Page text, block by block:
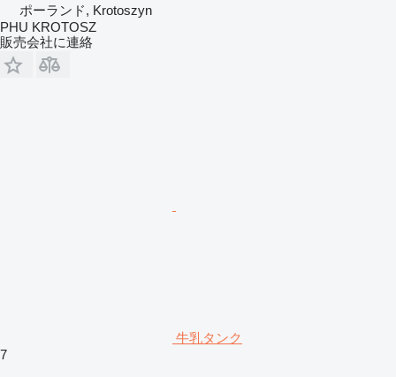
ポーランド, Krotoszyn
PHU KROTOSZ
販売会社に連絡
牛乳タンク
7